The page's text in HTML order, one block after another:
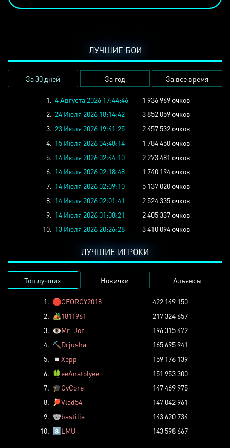
ЛУЧШИЕ БОИ
За 30 дней За год За все время
1. 4 Августа 2026 17:44:46
1 936 969 очков
2. 24 Июля 2026 18:14:42
3 852 059 очков
3. 23 Июля 2026 19:41:25
2 457 532 очков
4. 15 Июля 2026 04:48:14
1 784 450 очков
5. 14 Июля 2026 02:44:10
2 273 481 очков
6. 14 Июля 2026 02:18:48
1 740 194 очков
7. 14 Июля 2026 02:09:10
5 137 020 очков
8. 14 Июля 2026 02:01:41
2 524 335 очков
9. 14 Июля 2026 01:08:21
2 405 337 очков
10. 13 Июля 2026 20:26:28 3 410 094 очков
ЛУЧШИЕ ИГРОКИ
Топ лучших Новички Альянсы
1. 🛑GEORGY2018
422 149 150
2. 🏕️1811961
217 324 657
3. 👁️Mr_Jor
196 315 472
4. ⛏️ Drjusha
165 695 941
5.
◽ Xepp
159 176 139
6. 🍀eeAnatolyee
151 953 300
7. 🎓OvCore
147 469 975
8.
🏓Vlad54
147 042 961
9. 🐨bastilia
143 620 734
10. 8️⃣LMU 143 598 667